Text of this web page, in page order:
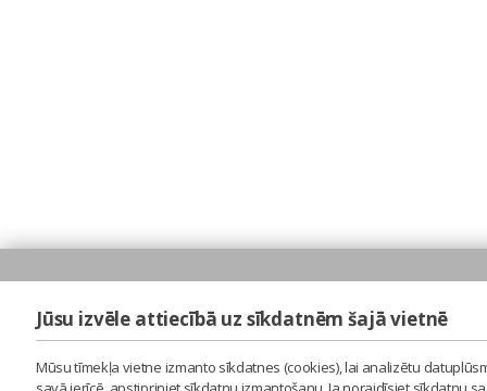
Jūsu izvēle attiecībā uz sīkdatnēm šajā vietnē
Mūsu tīmekļa vietne izmanto sīkdatnes (cookies), lai analizētu